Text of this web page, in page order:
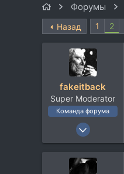
р
т
а
н
а
ч
а
л
а
Форумы
Назад 1 2
fakeitback
Super Moderator
Команда форума
6 Май 2005
18.536